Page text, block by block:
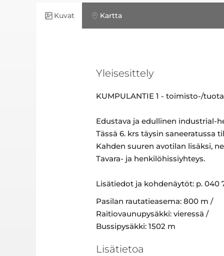
Kuvat Kartta
Yleisesittely
KUMPULANTIE 1 - toimisto-/
Edustava ja edullinen industrial-
Tässä 6. krs täysin saneeratussa
Kahden suuren avotilan lisäksi,
Tavara- ja henkilöhissiyhteys.
Lisätiedot ja kohdenäytöt: p. 040
Pasilan rautatieasema: 800 m /
Raitiovaunupysäkki: vieressä /
Bussipysäkki: 1502 m
Lisätietoa